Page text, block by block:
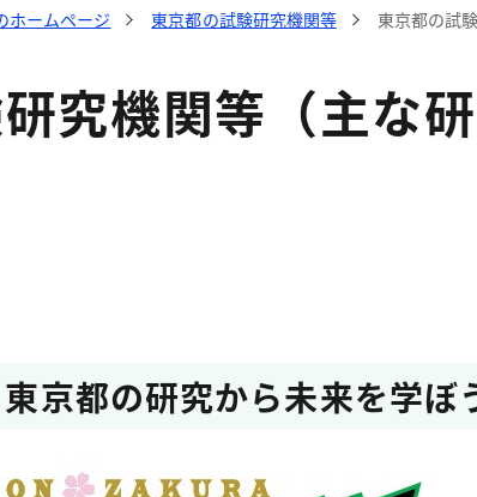
ホームページ 東京都の試験研究機関等 東京都の試
究機関等（主な
京都の研究から未来を学ぼ